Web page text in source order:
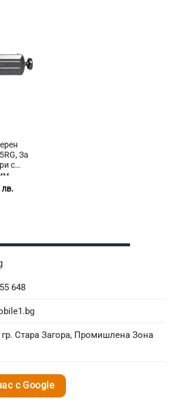
За
с
648
Стара Загора, Промишлена Зона
с Google